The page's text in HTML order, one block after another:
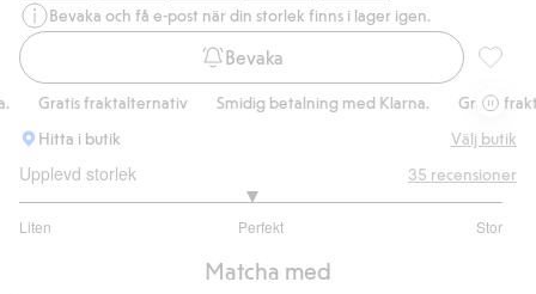
Bevaka och få e-post när din storlek finns i lager igen.
Bevaka
Gratis fraktalternativ Smidig betalning med Klarna.
Gratis
Hitta i butik
Välj butik
Upplevd storlek
Liten Perfekt Stor
utav
35 recensioner
Matcha med